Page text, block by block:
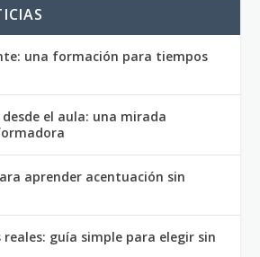
una formación para tiempos
el aula: una mirada
aprender acentuación sin
reales: guía simple para elegir sin